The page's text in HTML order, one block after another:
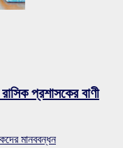
প্রশাসকের বাণী
মানববন্ধন